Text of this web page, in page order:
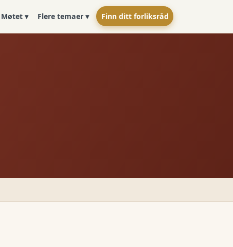
Møtet ▾ Flere temaer ▾ Finn ditt forliksråd